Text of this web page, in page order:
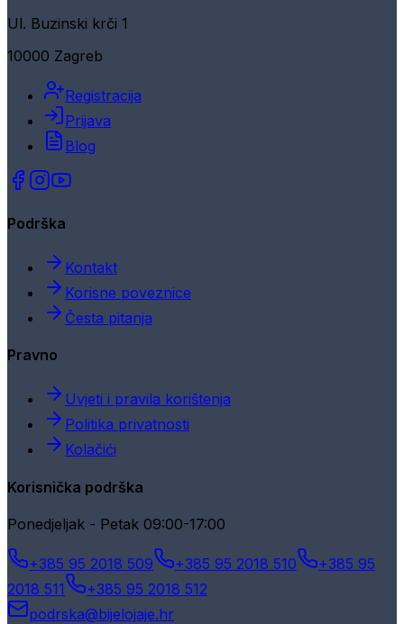
Ul. Buzinski krči 1
10000 Zagreb
Registracija
Prijava
Blog
Podrška
Kontakt
Korisne poveznice
Česta pitanja
Pravno
Uvjeti i pravila korištenja
Politika privatnosti
Kolačići
Korisnička podrška
Ponedjeljak - Petak 09:00-17:00
+385 95 2018 509 +385 95 2018 510
+385 95
2018 511
+385 95 2018 512
podrska@bijelojaje.hr